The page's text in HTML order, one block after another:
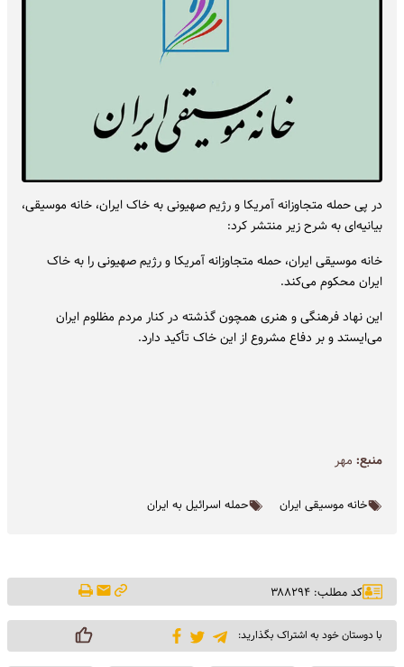
در پی حمله متجاوزانه آمریکا و رژیم صهیونی به خاک ایران، خانه موسیقی،
بیانیه‌ای به شرح زیر منتشر کرد:
خانه موسیقی ایران، حمله متجاوزانه آمریکا و رژیم صهیونی را به خاک
ایران محکوم می‌کند.
این نهاد فرهنگی و هنری همچون گذشته در کنار مردم مظلوم ایران
می‌ایستد و بر دفاع مشروع از این خاک تأکید دارد.
منبع: مهر
خانه موسیقی ایران حمله اسرائیل به ایران
کد مطلب: ۳۸۸۲۹۴
با دوستان خود به اشتراک بگذارید: